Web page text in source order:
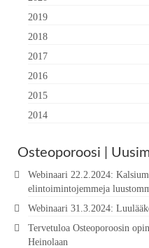
2019
2018
2017
2016
2015
2014
Osteoporoosi |
Webinaari 22.2.2024:
elintoimintojemmeja
Webinaari 31.3.2024:
Tervetuloa Osteoporoosin
Heinolaan